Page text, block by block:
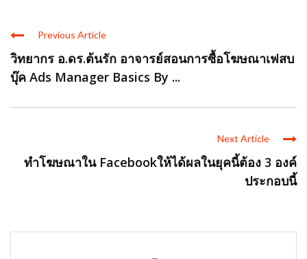
Previous Article
วิทยากร อ.ดร.ต้นรัก อาจารย์สอนการซื้อโฆษณาเฟสบ
บุ๊ค Ads Manager Basics By ...
Next Article
ทำโฆษณาใน Facebookให้ได้ผลในยุคนี้ต้อง 3 องค์
ประกอบนี้